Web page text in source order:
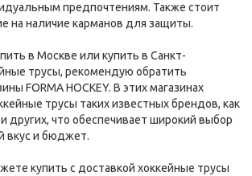
предпочтениям. Также стоит
на наличие карманов для защиты.
в Москве или купить в Санкт-
трусы, рекомендую обратить
FORMA HOCKEY. В этих магазинах
трусы таких известных брендов, как
и других, что обеспечивает широкий выбор
вкус и бюджет.
купить с доставкой хоккейные трусы